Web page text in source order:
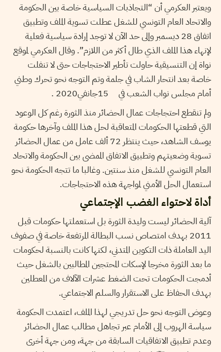
ويعتبر العكرمي أن “التجاذبات السياسية خاصة بين الحكومة
والاتحاد العام التونسي للشغل عطلت تسوية الملف وتطبيق
اتفاق 28 ديسمبر وإلى حد الآن لا توجد إرادة سياسية فعلية
لإنهاء هذا الملف الذي طال أكثر من اللازم”. وقال العكرمي لموقع
نواة إن التنسيقية حاولت تأطير الاحتجاجات حتى لا تنفلت
خاصة بعد انتحار الشاب في جلمة وتم التوجه نحو تحرك وطني
أمام مجلس نواب الشعب في 15جانفي2020 .
ولم تنقطع احتجاجات عمال الحضائر منذ الثورة رغم كل الوعود
التي قطعتها الحكومات المتعاقبة لحل هذا الملف وآخرها حكومة
يوسف الشاهد، حيث ينتظر 72 ألف عامل من عمال الحضائر
تسوية وضعيتهم وتطبيق الاتفاق الممضى بين الحكومة والاتحاد
العام التونسي للشغل منذ سنتين. وغالبا ما تتجه الحكومة نحو
استعمال الحل الأمني لمواجهة هذه الاحتجاجات.
أداة لاحتواء الغضب الإجتماعي
آلية الحضائر ليست وليدة الثورة بل استعملتها حكومات قبل
2011 بهدف امتصاص نسب البطالة المرتفعة خاصة في صفوف
اليد العاملة ذات التكوين المتدني، لكنها كانت بالنسبة لحكومات
ما بعد الثورة مخرجا لإسكات المحتجين المطالبين بالشغل حيث
أدمجت الحكومات تحت الضغط عشرات الآلاف من المعطلين
بهدف الحفاظ على الاستقرار والسلم الاجتماعي.
وعوض التوجه نحو حل تدريجي لهذا الملف، اعتمدت الحكومة
سياسة الهروب إلى الأمام عبر تجاهل مطالب عمال الحضائر
وعدم تطبيق الاتفاقيات السابقة من جهة، ومن جهة أخرى